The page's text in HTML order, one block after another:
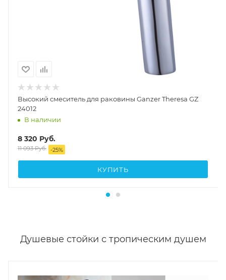
Высокий смеситель для раковины Ganzer Theresa GZ
24012
В наличии
8 320 Руб.
11 093Руб. -25%
КУПИТЬ
Душевые стойки с тропическим душем